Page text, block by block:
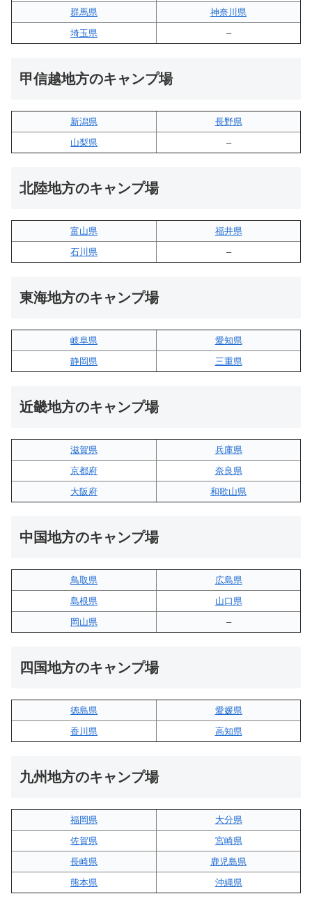
群馬県
神奈川県
埼玉県
–
甲信越地方のキャンプ場
新潟県
長野県
山梨県
–
北陸地方のキャンプ場
富山県
福井県
石川県
–
東海地方のキャンプ場
岐阜県
愛知県
静岡県
三重県
近畿地方のキャンプ場
滋賀県
兵庫県
京都府
奈良県
大阪府
和歌山県
中国地方のキャンプ場
鳥取県
広島県
島根県
山口県
岡山県
–
四国地方のキャンプ場
徳島県
愛媛県
香川県
高知県
九州地方のキャンプ場
福岡県
大分県
佐賀県
宮崎県
長崎県
鹿児島県
熊本県
沖縄県